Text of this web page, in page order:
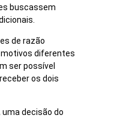
buscassem
de razão
diferentes
ser possível
os dois
uma decisão do